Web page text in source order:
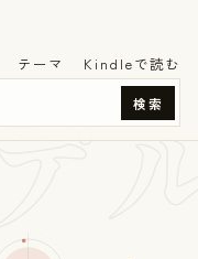
検索
テーマ Kindleで読む